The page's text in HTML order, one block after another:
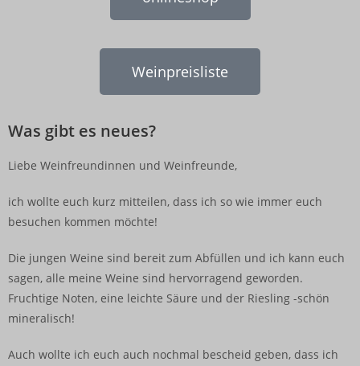
Weinpreisliste
Was gibt es neues?
Liebe Weinfreundinnen und Weinfreunde,
ich wollte euch kurz mitteilen, dass ich so wie immer euch
besuchen kommen möchte!
Die jungen Weine sind bereit zum Abfüllen und ich kann euch
sagen, alle meine Weine sind hervorragend geworden.
Fruchtige Noten, eine leichte Säure und der Riesling -schön
mineralisch!
Auch wollte ich euch auch nochmal bescheid geben, dass ich